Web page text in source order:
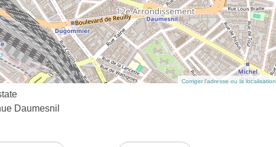
Corriger l’adresse ou la localisation
Daumesnil